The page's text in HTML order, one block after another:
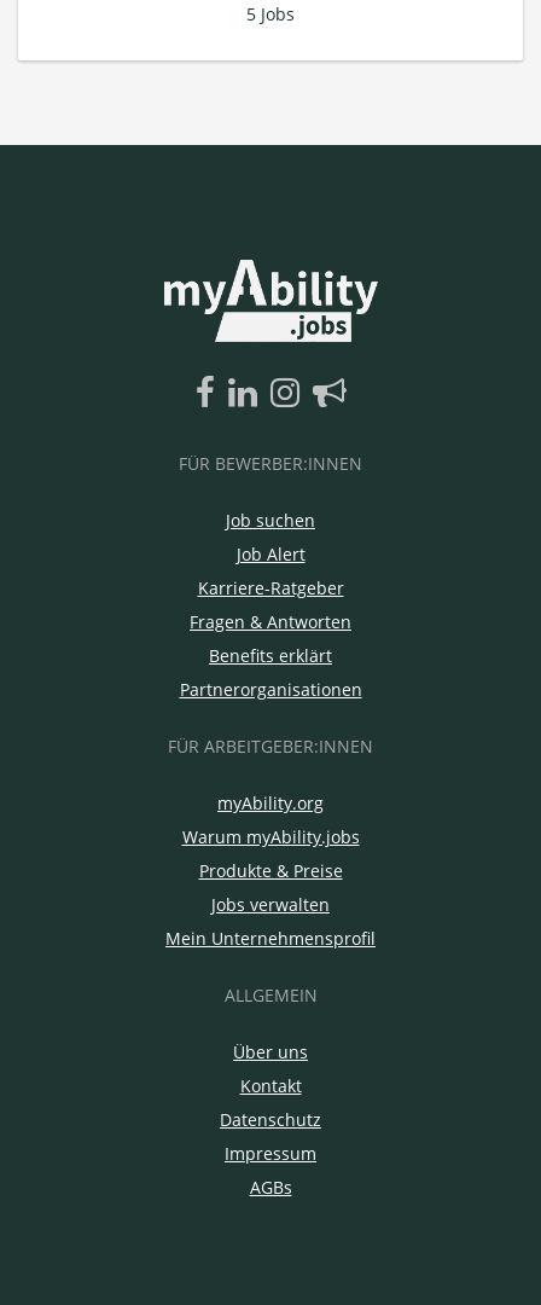
5 Jobs
FÜR BEWERBER:INNEN
Job suchen
Job Alert
Karriere-Ratgeber
Fragen & Antworten
Benefits erklärt
Partnerorganisationen
FÜR ARBEITGEBER:INNEN
myAbility.org
Warum myAbility.jobs
Produkte & Preise
Jobs verwalten
Mein Unternehmensprofil
ALLGEMEIN
Über uns
Kontakt
Datenschutz
Impressum
AGBs